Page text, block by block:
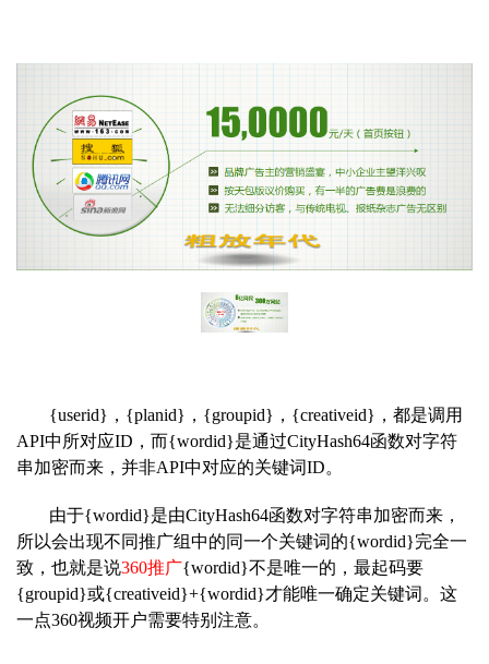
{userid}，{planid}，{groupid}，{creativeid}，都是调用
API中所对应ID，而{wordid}是通过CityHash64函数对字符
串加密而来，并非API中对应的关键词ID。
由于{wordid}是由CityHash64函数对字符串加密而来 ，
所以会出现不同推广组中的同一个关键词的{wordid}完全一
致，也就是说360推广{wordid}不是唯一的，最起码要
{groupid}或{creativeid}+{wordid}才能唯一确定关键词。这
一点360视频开户需要特别注意。